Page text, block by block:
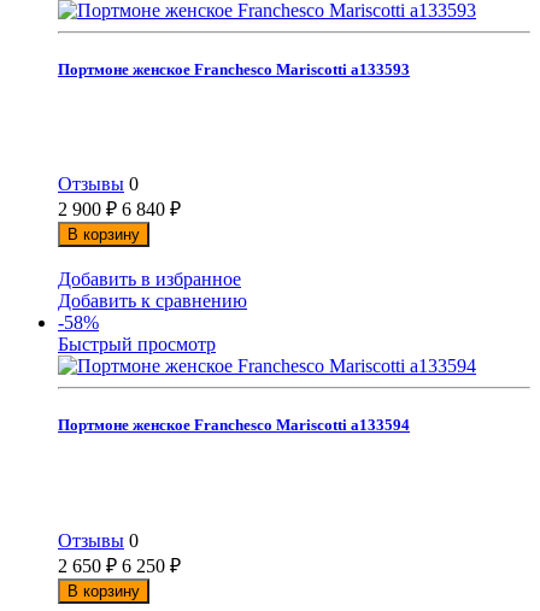
Портмоне женское Franchesco Mariscotti а133593
Отзывы 0
2 900 ₽ 6 840 ₽
В корзину
Добавить в избранное
Добавить к сравнению
-58%
Быстрый просмотр
Портмоне женское Franchesco Mariscotti а133594
Отзывы 0
2 650 ₽ 6 250 ₽
В корзину